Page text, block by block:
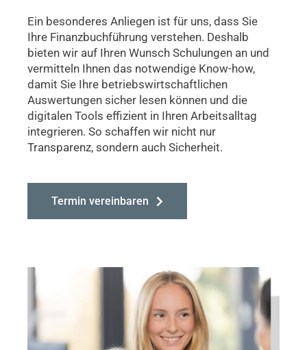
Ein besonderes Anliegen ist für uns, dass Sie
Ihre Finanzbuchführung verstehen. Deshalb
bieten wir auf Ihren Wunsch Schulungen an und
vermitteln Ihnen das notwendige Know-how,
damit Sie Ihre betriebs­wirtschaftlichen
Auswertungen sicher lesen können und die
digitalen Tools effizient in Ihren Arbeitsalltag
integrieren. So schaffen wir nicht nur
Transparenz, sondern auch Sicherheit.
Termin vereinbaren